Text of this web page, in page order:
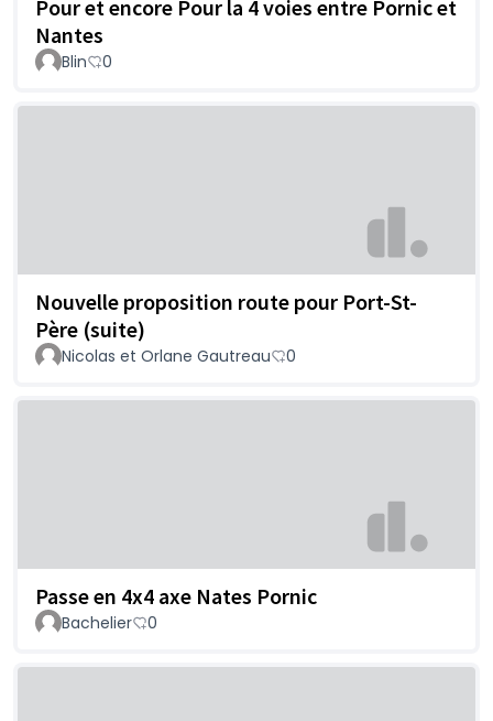
Pour et encore Pour la 4 voies entre Pornic et
Nantes
Blin 0
Nouvelle proposition route pour Port-St-
Père (suite)
Nicolas et Orlane Gautreau 0
Passe en 4x4 axe Nates Pornic
Bachelier 0